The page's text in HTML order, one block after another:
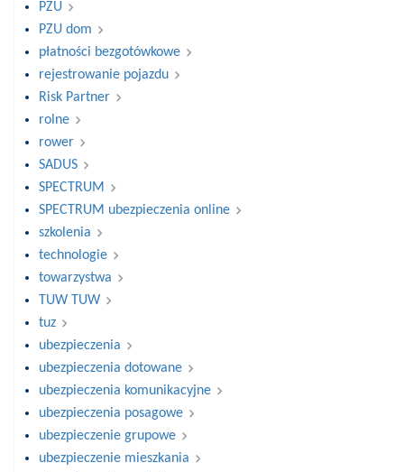
PZU
PZU dom
płatności bezgotówkowe
rejestrowanie pojazdu
Risk Partner
rolne
rower
SADUS
SPECTRUM
SPECTRUM ubezpieczenia online
szkolenia
technologie
towarzystwa
TUW TUW
tuz
ubezpieczenia
ubezpieczenia dotowane
ubezpieczenia komunikacyjne
ubezpieczenia posagowe
ubezpieczenie grupowe
ubezpieczenie mieszkania